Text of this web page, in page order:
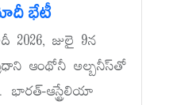
భేటీ
2026, జులై 9న
ఆంథోనీ అల్బనీస్‌తో
భారత్‌-ఆస్ట్రేలియా